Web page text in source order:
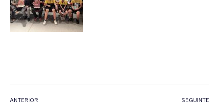
ANTERIOR SEGUINTE